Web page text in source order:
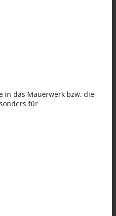
in das Mauerwerk bzw. die
für